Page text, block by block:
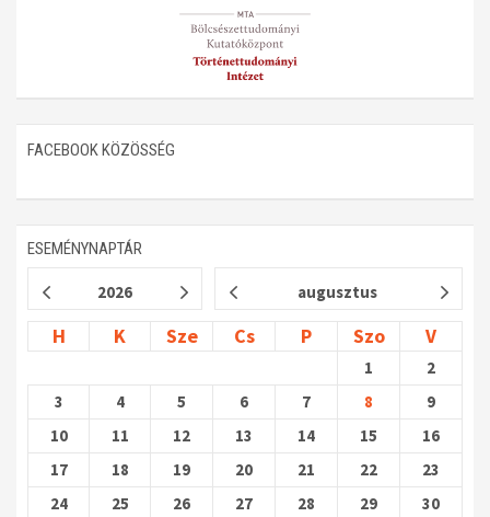
FACEBOOK KÖZÖSSÉG
ESEMÉNYNAPTÁR
2026 augusztus
H K Sze Cs P Szo V
1
2
3
4 5 6 7 8
9
10
11 12 13 14 15
16
17
18 19 20 21 22
23
24
25 26 27 28 29 30